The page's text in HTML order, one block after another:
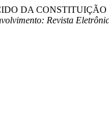
DA
Revista